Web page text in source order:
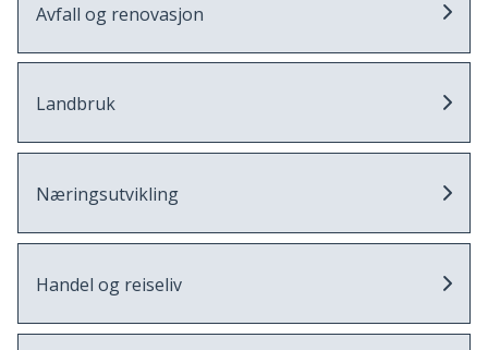
Avfall og renovasjon
Landbruk
Næringsutvikling
Handel og reiseliv